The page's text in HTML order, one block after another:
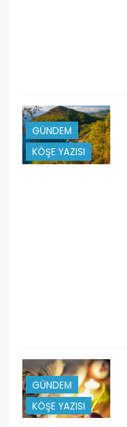
GÜNDEM
KÖŞE YAZISI
GÜNDEM
KÖŞE YAZISI